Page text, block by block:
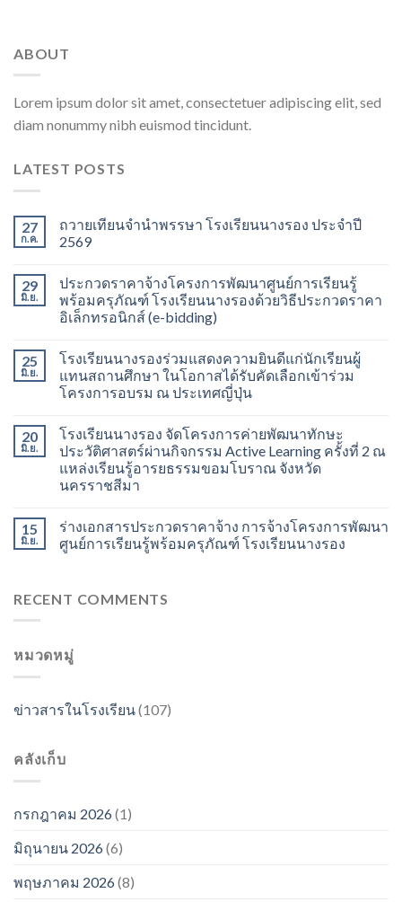
ABOUT
Lorem ipsum dolor sit amet, consectetuer adipiscing elit, sed
diam nonummy nibh euismod tincidunt.
LATEST POSTS
27
ก.ค.
ถวายเทียนจำนำพรรษา โรงเรียนนางรอง ประจำปี
2569
29
มิ.ย.
ประกวดราคาจ้างโครงการพัฒนาศูนย์การเรียนรู้
พร้อมครุภัณฑ์ โรงเรียนนางรองด้วยวิธีประกวดราคา
อิเล็กทรอนิกส์ (e-bidding)
25
มิ.ย.
โรงเรียนนางรองร่วมแสดงความยินดีแก่นักเรียนผู้
แทนสถานศึกษา ในโอกาสได้รับคัดเลือกเข้าร่วม
โครงการอบรม ณ ประเทศญี่ปุ่น
20
มิ.ย.
โรงเรียนนางรอง จัดโครงการค่ายพัฒนาทักษะ
ประวัติศาสตร์ผ่านกิจกรรม Active Learning ครั้งที่ 2 ณ
แหล่งเรียนรู้อารยธรรมขอมโบราณ จังหวัด
นครราชสีมา
15
มิ.ย.
ร่างเอกสารประกวดราคาจ้าง การจ้างโครงการพัฒนา
ศูนย์การเรียนรู้พร้อมครุภัณฑ์ โรงเรียนนางรอง
RECENT COMMENTS
หมวดหมู่
ข่าวสารในโรงเรียน(107)
คลังเก็บ
กรกฎาคม 2026(1)
มิถุนายน 2026(6)
พฤษภาคม 2026(8)